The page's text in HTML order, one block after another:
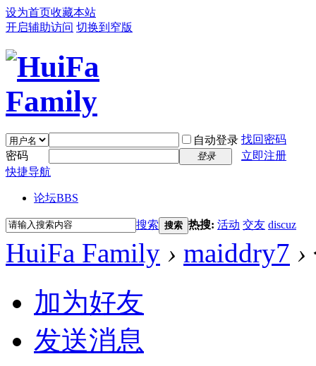
设为首页收藏本站
开启辅助访问 切换到窄版
自动登录 找回密码
密码
登录
立即注册
快捷导航
论坛BBS
搜索 搜索 热搜: 活动 交友 discuz
HuiFa Family › maiddry7 ›
加为好友
发送消息